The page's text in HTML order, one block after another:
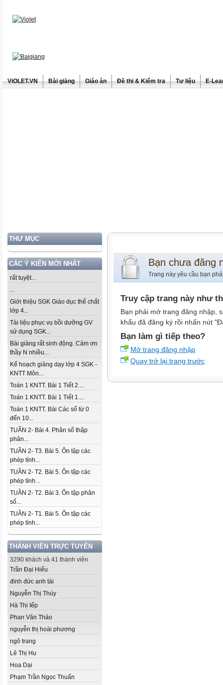
ViOLET.VN Bài giảng Giáo án Đề thi & Kiểm tra Tư liệu E-
THƯ MỤC
CÁC Ý KIẾN MỚI NHẤT
rất tuyệt...
...
Giới thiệu SGK Giáo dục thể chất
lớp 4...
Tài liệu phục vụ bồi dưỡng GV
sử dụng SGK...
Bài giảng rất sinh động. Cảm ơn
thầy N nhiều...
Kế hoạch giảng dạy lớp 4 SGK -
KNTT Môn...
Toán 1 KNTT. Bài 1 Tiết 2....
Toán 1 KNTT. Bài 1 Tiết 1....
Toán 1 KNTT. Bài Các số từ 0
đến 10...
TUẦN 2- Bài 4. Phân số thập
phân...
TUẦN 2- T3. Bài 5. Ôn tập các
phép tính...
TUẦN 2- T2. Bài 5. Ôn tập các
phép tính...
TUẦN 2- T2. Bài 3. Ôn tập phân
số...
TUẦN 2- T1. Bài 5. Ôn tập các
phép tính...
THÀNH VIÊN TRỰC TUYẾN
3290 khách và 41 thành viên
Trần Đại Hiếu
đinh đức anh tài
Nguyễn Thị Thúy
Hà Thị Iếp
Phan Văn Thảo
nguyễn thị hoài phương
ngô trang
Lê Thị Hu
Hoa Dại
Phạm Trần Ngọc Thuấn
Bạn chưa đăng
Trang này yêu cầu bạn
Truy cập trang này như
Bạn phải mở trang đăng nhập,
khẩu đã đăng ký rồi nhấn nút
Bạn làm gì tiếp theo?
Mở trang đăng nhập
Quay trở lại trang trước